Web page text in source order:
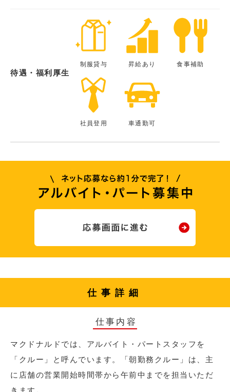
待遇・福利厚生
制服貸与 昇給あり 食事補助
社員登用 車通勤可
仕事詳細
仕事内容
マクドナルドでは、アルバイト・パートスタッフを
「クルー」と呼んでいます。「朝勤務クルー」は、主
に店舗の営業開始時間帯から午前中までを担当いただ